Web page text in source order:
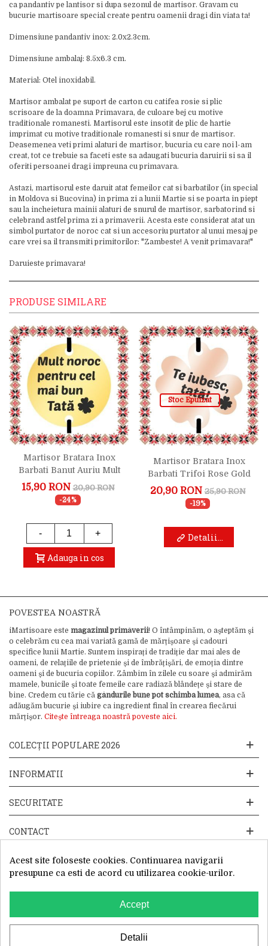
ca pandantiv pe lantisor si dupa sezonul de martisor. Gravam cu
bucurie martisoare special create pentru oamenii dragi din viata ta!
Dimensiune pandantiv inox: 2.0x2.3cm.
Dimensiune ambalaj: 8.5x6.3 cm.
Material: Otel inoxidabil.
Martisor ambalat pe suport de carton cu catifea rosie si plic
scrisoare de la doamna Primavara, de culoare bej cu motive
traditionale romanesti. Martisorul este insotit de plic de hartie
imprimat cu motive traditionale romanesti si snur de martisor.
Deasemenea veti primi alaturi de martisor, bucuria cu care noi l-am
creat, tot ce trebuie sa faceti este sa adaugati bucuria daruirii si sa il
oferiti persoanei dragi impreuna cu primavara.
Astazi, martisorul este daruit atat femeilor cat si barbatilor (in special
in Moldova si Bucovina) in prima zi a lunii Martie si se poarta in piept
sau la incheietura mainii alaturi de snurul de martisor, sarbatorind si
celebrand astfel prima zi a primaverii. Acesta este considerat atat un
simbol purtator de noroc cat si un accesoriu purtator al unui mesaj pe
care vrei sa il transmiti primitorilor: "Zambeste! A venit primavara!"
Daruieste primavara!
PRODUSE SIMILARE
Martisor Bratara Inox
Barbati Banut Auriu Mult
Noroc Bun Tata
15,90 RON 20,90 RON
-24%
- +
Adauga in cos
Stoc Epuizat
Martisor Bratara Inox
Barbati Trifoi Rose Gold
Te Iubesc Tata
20,90 RON 25,90 RON
-19%
Detalii...
POVESTEA NOASTRĂ
iMartisoare este magazinul primăverii! O întâmpinăm, o așteptăm și
o celebrăm cu cea mai variată gamă de mărțișoare și cadouri
specifice lunii Martie. Suntem inspirați de tradiție dar mai ales de
oameni, de relațiile de prietenie și de îmbrățișări, de emoția dintre
oameni și de bucuria copiilor. Zâmbim în zilele cu soare și admirăm
mamele, bunicile și toate femeile care radiază blândețe și stare de
bine. Credem cu tărie că gândurile bune pot schimba lumea, asa că
adăugăm bucurie și iubire ca ingredient final în crearea fiecărui
mărțișor. Citește întreaga noastră poveste aici.
COLECȚII POPULARE 2026
INFORMATII
SECURITATE
CONTACT
Website operat de: Primavara in dar SRL, Cod Fiscal: 52428019, Reg.
Com: J2025066115002, Sediu Social:Sos. Unirii 201-203C, Caciulati,
Acest site foloseste cookies. Continuarea navigarii
presupune ca esti de acord cu utilizarea cookie-urilor.
Accept
Detalii